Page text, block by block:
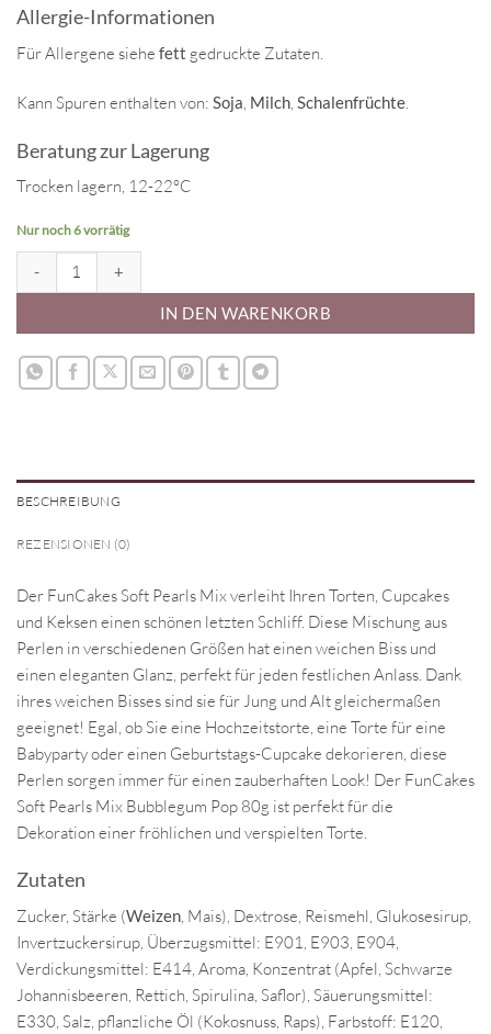
Allergie-Informationen
Für Allergene siehe fett gedruckte Zutaten.
Kann Spuren enthalten von: Soja, Milch, Schalenfrüchte.
Beratung zur Lagerung
Trocken lagern, 12-22°C
Nur noch 6 vorrätig
Soft Pearls Mix Bubblegum Pop Menge
IN DEN WARENKORB
BESCHREIBUNG
REZENSIONEN (0)
Der FunCakes Soft Pearls Mix verleiht Ihren Torten, Cupcakes
und Keksen einen schönen letzten Schliff. Diese Mischung aus
Perlen in verschiedenen Größen hat einen weichen Biss und
einen eleganten Glanz, perfekt für jeden festlichen Anlass. Dank
ihres weichen Bisses sind sie für Jung und Alt gleichermaßen
geeignet! Egal, ob Sie eine Hochzeitstorte, eine Torte für eine
Babyparty oder einen Geburtstags-Cupcake dekorieren, diese
Perlen sorgen immer für einen zauberhaften Look! Der FunCakes
Soft Pearls Mix Bubblegum Pop 80g ist perfekt für die
Dekoration einer fröhlichen und verspielten Torte.
Zutaten
Zucker, Stärke (Weizen, Mais), Dextrose, Reismehl, Glukosesirup,
Invertzuckersirup, Überzugsmittel: E901, E903, E904,
Verdickungsmittel: E414, Aroma, Konzentrat (Apfel, Schwarze
Johannisbeeren, Rettich, Spirulina, Saflor), Säuerungsmittel:
E330, Salz, pflanzliche Öl (Kokosnuss, Raps), Farbstoff: E120,